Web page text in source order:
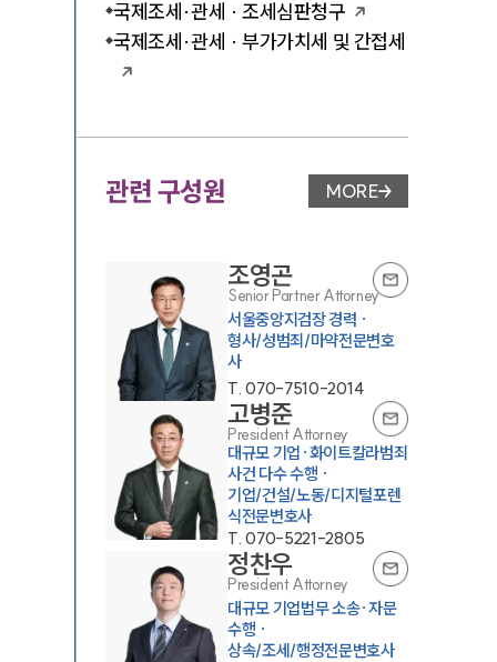
국제조세·관세 · 조세심판청구
국제조세·관세 · 부가가치세 및 간접세
관련 구성원 변호사 페이지 이동
MORE
조영곤
Senior Partner Attorney
서울중앙지검장 경력 ·
형사/성범죄/마약전문변호
사
T.070-7510-2014
고병준
President Attorney
대규모 기업·화이트칼라범죄
사건 다수 수행 ·
기업/건설/노동/디지털포렌
식전문변호사
T.070-5221-2805
정찬우
President Attorney
대규모 기업법무 소송·자문
수행 ·
상속/조세/행정전문변호사